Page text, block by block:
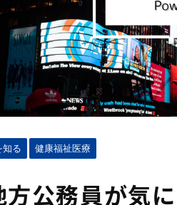
知る
健康福祉医療
方公務員が気